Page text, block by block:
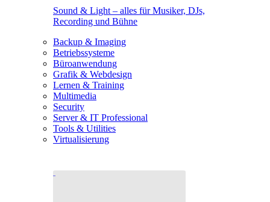
Sound & Light – alles für Musiker, DJs,
Recording und Bühne
Backup & Imaging
Betriebssysteme
Büroanwendung
Grafik & Webdesign
Lernen & Training
Multimedia
Security
Server & IT Professional
Tools & Utilities
Virtualisierung